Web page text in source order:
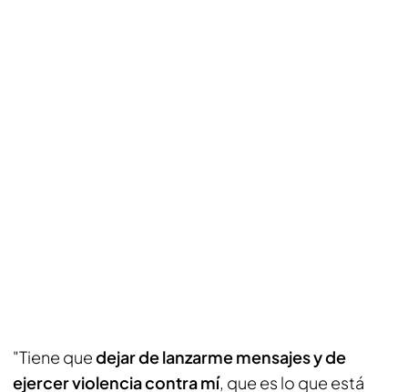
"Tiene quedejar de lanzarme mensajes y de
ejercer violencia contra mí, que es lo que está